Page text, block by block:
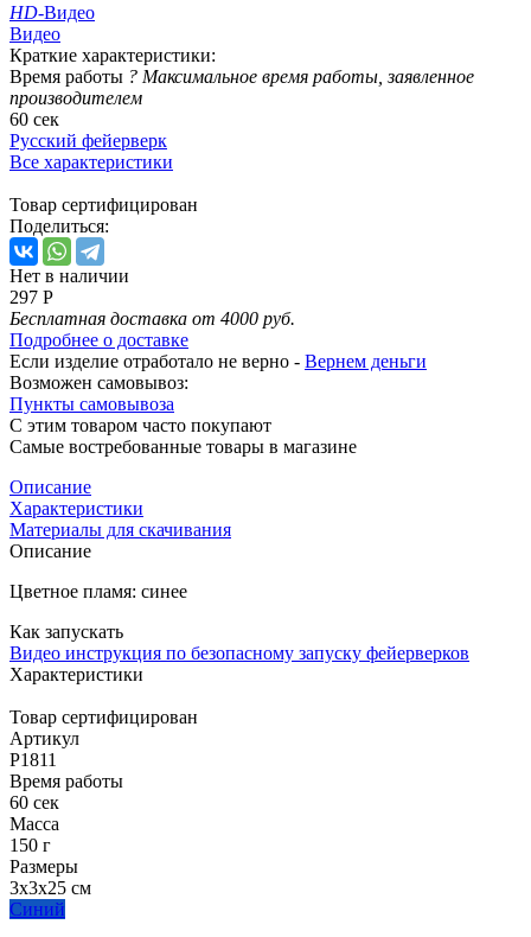
HD-Видео
Видео
Краткие характеристики:
Время работы ? Максимальное время работы, заявленное
производителем
60 сек
Русский фейерверк
Все характеристики
Товар сертифицирован
Поделиться:
Нет в наличии
297 Р
Бесплатная доставка от 4000 руб.
Подробнее о доставке
Если изделие отработало не верно - Вернем деньги
Возможен самовывоз:
Пункты самовывоза
С этим товаром часто покупают
Самые востребованные товары в магазине
Описание
Характеристики
Материалы для скачивания
Описание
Цветное пламя: синее
Как запускать
Видео инструкция по безопасному запуску фейерверков
Характеристики
Товар сертифицирован
Артикул
Р1811
Время работы
60 сек
Масса
150 г
Размеры
3x3x25 см
Синий